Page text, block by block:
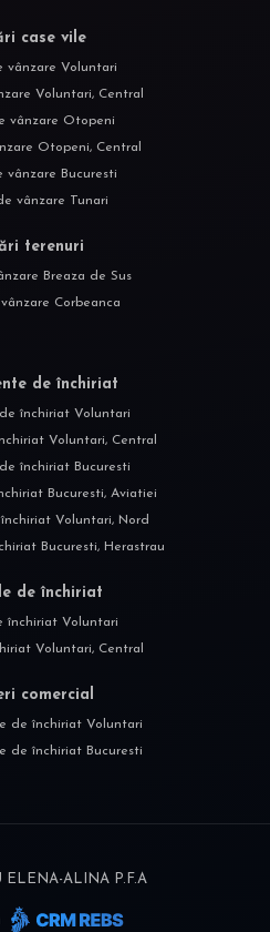
case vile
vânzare Voluntari
Voluntari, Central
vânzare Otopeni
Otopeni, Central
vânzare Bucuresti
vânzare Tunari
terenuri
Breaza de Sus
Corbeanca
de închiriat
închiriat Voluntari
Voluntari, Central
închiriat Bucuresti
Bucuresti, Aviatiei
Voluntari, Nord
Bucuresti, Herastrau
de închiriat
închiriat Voluntari
Voluntari, Central
comercial
de închiriat Voluntari
de închiriat Bucuresti
ELENA-ALINA P.F.A